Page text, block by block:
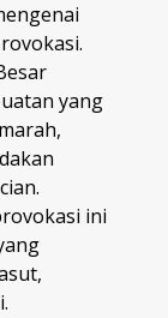
yang
ini